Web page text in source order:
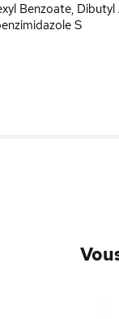
Benzoate,
S